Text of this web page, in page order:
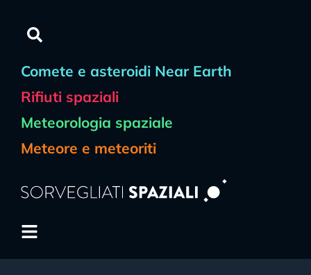
Comete e asteroidi Near Earth
Rifiuti spaziali
Meteorologia spaziale
Meteore e meteoriti